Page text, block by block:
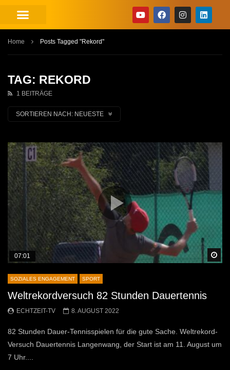
Home Posts Tagged "Rekord"
TAG: REKORD
1 BEITRÄGE
SORTIEREN NACH: NEUESTE
07:01
SOZIALES ENGAGEMENT SPORT
Weltrekordversuch 82 Stunden Dauertennis
ECHTZEIT-TV 8. AUGUST 2022
82 Stunden Dauer-Tennisspielen für die gute Sache. Weltrekord-
Versuch Dauertennis Langenwang, der Start ist am 11. August um
7 Uhr....